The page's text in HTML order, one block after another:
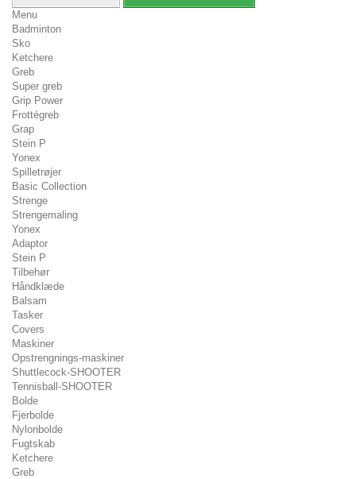
Menu
Badminton
Sko
Ketchere
Greb
Super greb
Grip Power
Frottégreb
Grap
Stein P
Yonex
Spilletrøjer
Basic Collection
Strenge
Strengemaling
Yonex
Adaptor
Stein P
Tilbehør
Håndklæde
Balsam
Tasker
Covers
Maskiner
Opstrengnings-maskiner
Shuttlecock-SHOOTER
Tennisball-SHOOTER
Bolde
Fjerbolde
Nylonbolde
Fugtskab
Ketchere
Greb